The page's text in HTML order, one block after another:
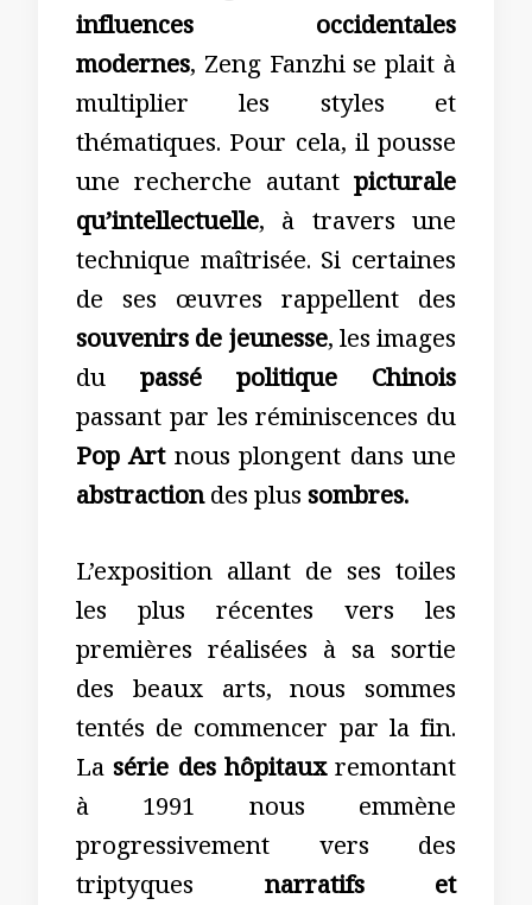
influences occidentales
modernes, Zeng Fanzhi se plait à
multiplier les styles et
thématiques. Pour cela, il pousse
une recherche autant picturale
qu’intellectuelle, à travers une
technique maîtrisée. Si certaines
de ses œuvres rappellent des
souvenirs de jeunesse, les images
du passé politique Chinois
passant par les réminiscences du
Pop Artnous plongent dans une
abstractiondes plussombres.
L’exposition allant de ses toiles
les plus récentes vers les
premières réalisées à sa sortie
des beaux arts, nous sommes
tentés de commencer par la fin.
Lasérie des hôpitauxremontant
à 1991 nous emmène
progressivement vers des
triptyques narratifs et